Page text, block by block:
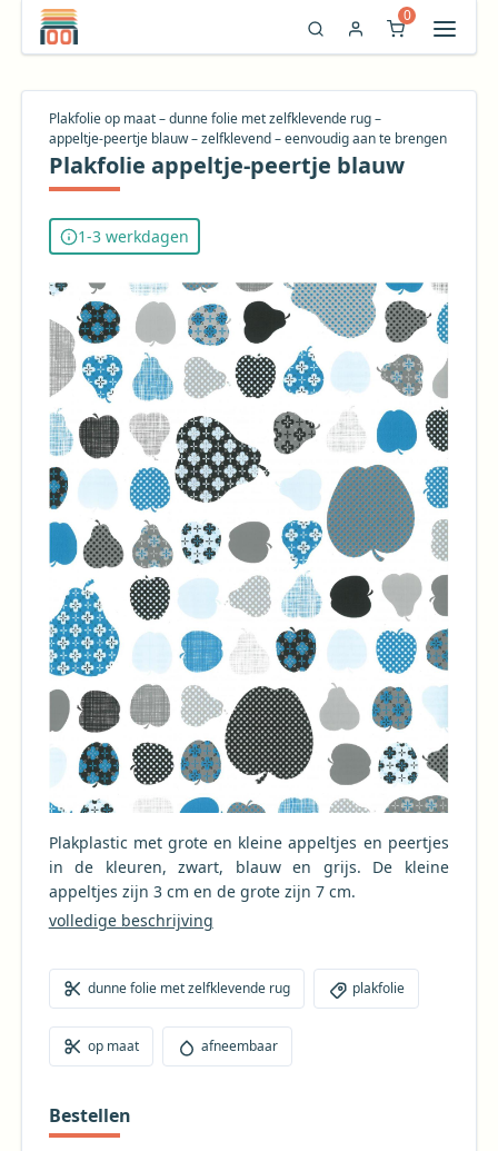
0
Plakfolie op maat – dunne folie met zelfklevende rug –
appeltje‑peertje blauw – zelfklevend – eenvoudig aan te brengen
Plakfolie appeltje-peertje blauw
1-3 werkdagen
Plakplastic met grote en kleine appeltjes en peertjes
in de kleuren, zwart, blauw en grijs. De kleine
appeltjes zijn 3 cm en de grote zijn 7 cm.
volledige beschrijving
dunne folie met zelfklevende rug plakfolie
op maat afneembaar
Bestellen